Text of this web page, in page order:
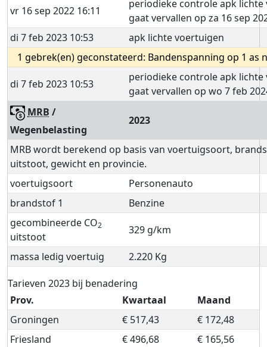
vr 16 sep 2022 16:11
periodieke controle apk lichte
gaat vervallen op za 16 sep
di 7 feb 2023 10:53
apk lichte voertuigen
1 gebrek(en) geconstateerd: Bandenspanning op 1 as
di 7 feb 2023 10:53
periodieke controle apk lichte
gaat vervallen op wo 7 feb
MRB /
Wegenbelasting
2023
MRB wordt berekend op basis van voertuigsoort,
uitstoot, gewicht en provincie.
voertuigsoort
Personenauto
brandstof 1
Benzine
gecombineerde CO2
uitstoot
329 g/km
massa ledig voertuig 2.220 Kg
Tarieven 2023 bij benadering
Prov.
Kwartaal
Maand
Groningen
€ 517,43
€ 172,48
Friesland
€ 496,68
€ 165,56